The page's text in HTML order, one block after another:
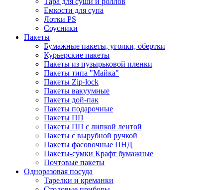
Емкости для супа
Лотки PS
Соусники
Пакеты
Бумажные пакеты, уголки, обертки
Курьерские пакеты
Пакеты из пузырьковой пленки
Пакеты типа "Майка"
Пакеты Zip-lock
Пакеты вакуумные
Пакеты дой-пак
Пакеты подарочные
Пакеты ПП
Пакеты ПП с липкой лентой
Пакеты с вырубной ручкой
Пакеты фасовочные ПНД
Пакеты-сумки Крафт бумажные
Почтовые пакеты
Одноразовая посуда
Тарелки и креманки